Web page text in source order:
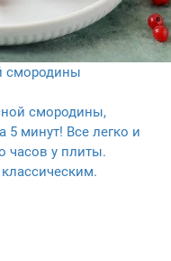
смородины
смородины,
5 минут! Все легко и
часов у плиты.